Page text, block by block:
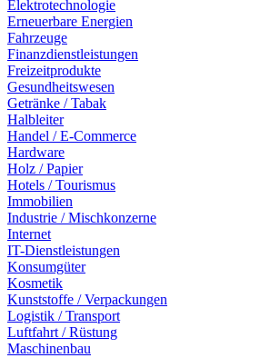
Elektrotechnologie
Erneuerbare Energien
Fahrzeuge
Finanzdienstleistungen
Freizeitprodukte
Gesundheitswesen
Getränke / Tabak
Halbleiter
Handel / E-Commerce
Hardware
Holz / Papier
Hotels / Tourismus
Immobilien
Industrie / Mischkonzerne
Internet
IT-Dienstleistungen
Konsumgüter
Kosmetik
Kunststoffe / Verpackungen
Logistik / Transport
Luftfahrt / Rüstung
Maschinenbau